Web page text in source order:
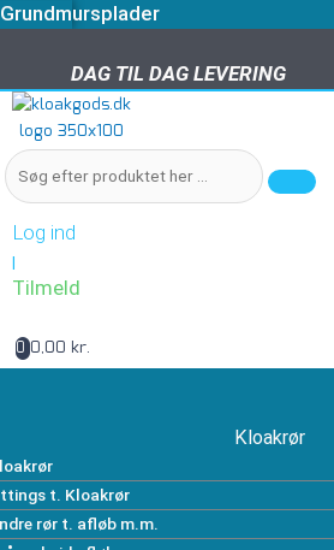
Grundmursplader
DAG TIL DAG LEVERING
DAG TIL DAG LEVERING
Log ind
|
Tilmeld
0 0,00 kr.
Kloakrør
t. Kloakrør
rør t. afløb m.m.